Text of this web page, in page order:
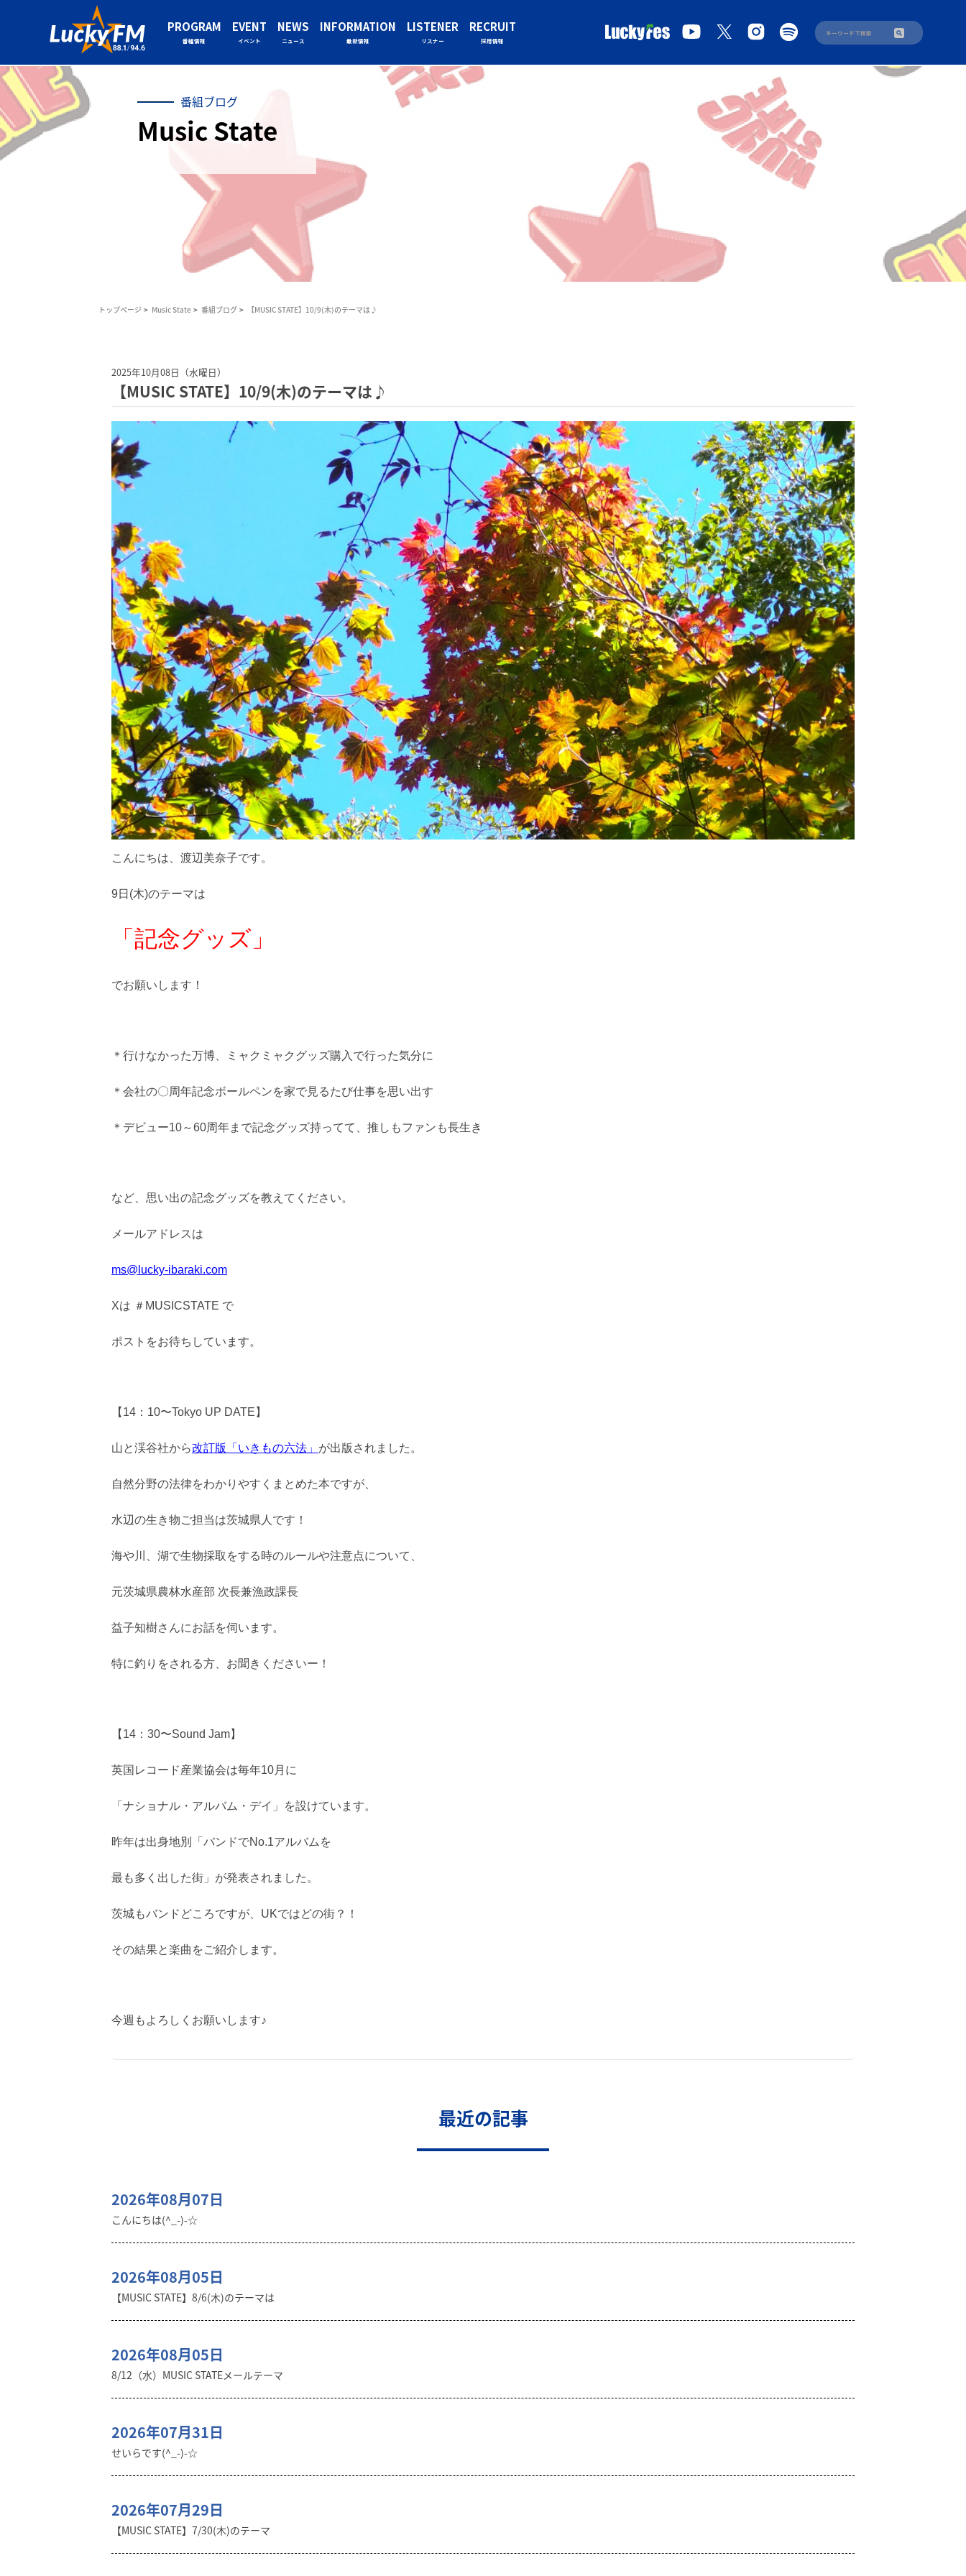
PROGRAM
番組情報
EVENT
イベント
NEWS
ニュース
INFORMATION
最新情報
LISTENER
リスナー
RECRUIT
採用情報
番組ブログ
Music State
トップページ Music State 番組ブログ 【MUSIC STATE】10/9(木)のテーマは♪
2025年10月08日（水曜日）
【MUSIC STATE】10/9(木)のテーマは♪
こんにちは、渡辺美奈子です。
9日(木)のテーマは
「記念グッズ」
でお願いします！
＊行けなかった万博、ミャクミャクグッズ購入で行った気分に
＊会社の〇周年記念ボールペンを家で見るたび仕事を思い出す
＊デビュー10～60周年まで記念グッズ持ってて、推しもファンも長生き
など、思い出の記念グッズを教えてください。
メールアドレスは
ms@lucky-ibaraki.com
Xは ＃MUSICSTATE で
ポストをお待ちしています。
【14：10〜Tokyo UP DATE】
山と渓谷社から改訂版「いきもの六法」 が出版されました。
自然分野の法律をわかりやすくまとめた本ですが、
水辺の生き物ご担当は茨城県人です！
海や川、湖で生物採取をする時のルールや注意点について、
元茨城県農林水産部 次長兼漁政課長
益子知樹さんにお話を伺います。
特に釣りをされる方、お聞きくださいー！
【14：30〜Sound Jam】
英国レコード産業協会は毎年10月に
「ナショナル・アルバム・デイ」を設けています。
昨年は出身地別「バンドでNo.1アルバムを
最も多く出した街」が発表されました。
茨城もバンドどころですが、UKではどの街？！
その結果と楽曲をご紹介します。
今週もよろしくお願いします♪
最近の記事
2026年08月07日
こんにちは(^_-)-☆
2026年08月05日
【MUSIC STATE】8/6(木)のテーマは
2026年08月05日
8/12（水）MUSIC STATEメールテーマ
2026年07月31日
せいらです(^_-)-☆
2026年07月29日
【MUSIC STATE】7/30(木)のテーマ